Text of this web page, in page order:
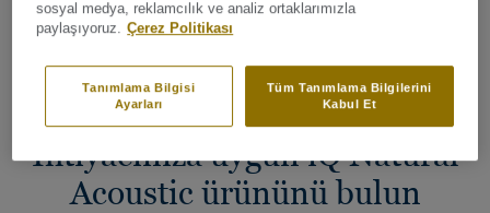
FİYAT TEKLİFİ AL
İhtiyacınıza uygun iQ Natural
Acoustic ürününü bulun
sosyal medya, reklamcılık ve analiz ortaklarımızla
paylaşıyoruz. Çerez Politikası
Tüm Tanımlama Bilgilerini
Kabul Et
Tanımlama Bilgisi
Ayarları